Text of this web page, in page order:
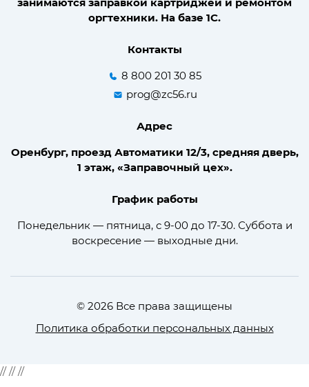
занимаются заправкой картриджей и ремонтом
оргтехники. На базе 1С.
Контакты
8 800 201 30 85
prog@zc56.ru
Адрес
Оренбург, проезд Автоматики 12/3, средняя дверь,
1 этаж, «Заправочный цех».
График работы
Понедельник — пятница, с 9-00 до 17-30. Суббота и
воскресение — выходные дни.
© 2026 Все права защищены
Политика обработки персональных данных
//////